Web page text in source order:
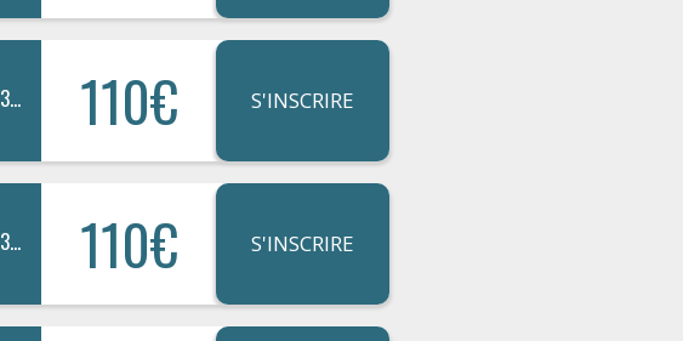
Cours du 3ème millénaire 333 110€ S'INSCRIRE
Cours du 3ème millénaire 333 110€ S'INSCRIRE